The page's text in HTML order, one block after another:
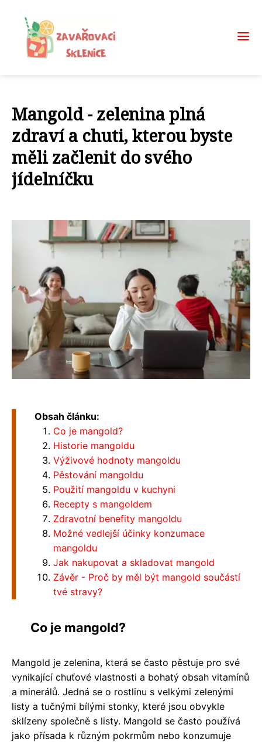
Mangold - zelenina plná
zdraví a chuti, kterou byste
měli začlenit do svého
jídelníčku
Obsah článku:
Co je mangold?
Historie mangoldu
Výživové hodnoty mangoldu
Pěstování mangoldu
Použití mangoldu v kuchyni
Recepty s mangoldem
Zdravotní benefity mangoldu
Možné vedlejší účinky konzumace
mangoldu
Jak nakupovat a skladovat mangold
Závěr - Proč by měl být mangold součástí
tvé stravy?
Co je mangold?
Mangold je zelenina, která se často pěstuje pro své
vynikající chuťové vlastnosti a bohatý obsah vitamínů
a minerálů. Jedná se o rostlinu s velkými zelenými
listy a tučnými bílými stonky, které jsou obvykle
sklízeny společně s listy. Mangold se často používá
jako přísada k různým pokrmům nebo konzumuje